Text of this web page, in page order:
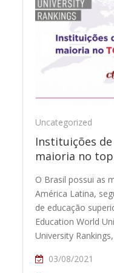
Uncategorized
Instituições
maioria no
O Brasil possui as
América Latina,
de educação
Education World
University
03/08/2021